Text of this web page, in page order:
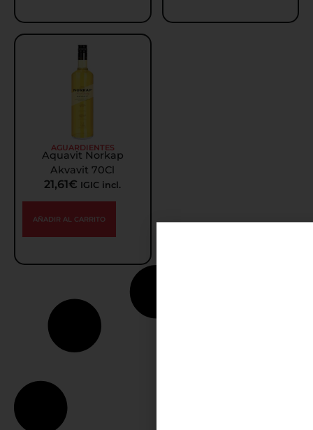
AGUARDIENTES
Aquavit Norkap
Akvavit 70Cl
21,61€ IGIC incl.
AÑADIR AL CARRITO